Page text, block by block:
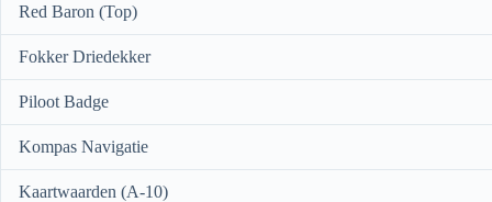
Red Baron (Top)
Fokker Driedekker
Piloot Badge
Kompas Navigatie
Kaartwaarden (A-10)